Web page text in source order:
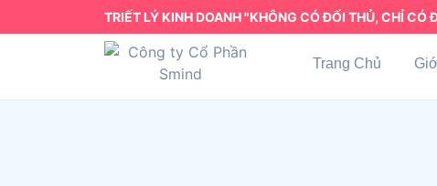
TRIẾT LÝ KINH DOANH "KHÔNG CÓ ĐỐI THỦ, CHỈ CÓ
Trang Chủ